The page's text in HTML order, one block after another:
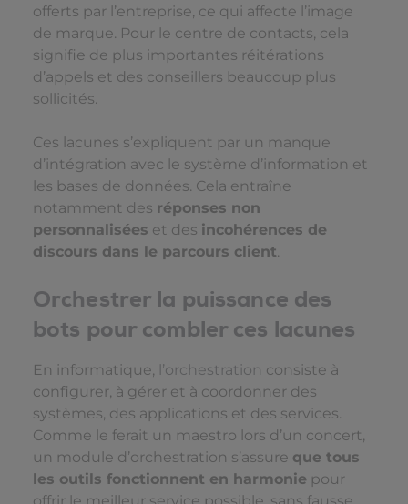
offerts par l’entreprise, ce qui affecte l’image
de marque. Pour le centre de contacts, cela
signifie de plus importantes réitérations
d’appels et des conseillers beaucoup plus
sollicités.
Ces lacunes s’expliquent par un manque
d’intégration avec le système d’information et
les bases de données. Cela entraîne
notamment des réponses non
personnalisées et des incohérences de
discours dans le parcours client.
Orchestrer la puissance des
bots pour combler ces lacunes
En informatique, l’orchestration consiste à
configurer, à gérer et à coordonner des
systèmes, des applications et des services.
Comme le ferait un maestro lors d’un concert,
un module d’orchestration s’assure que tous
les outils fonctionnent en harmonie pour